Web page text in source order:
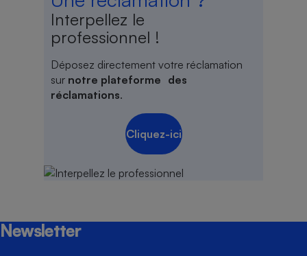
Interpellez le
professionnel !
Déposez directement votre réclamation
sur notre plateforme des
réclamations.
Cliquez-ici
Newsletter